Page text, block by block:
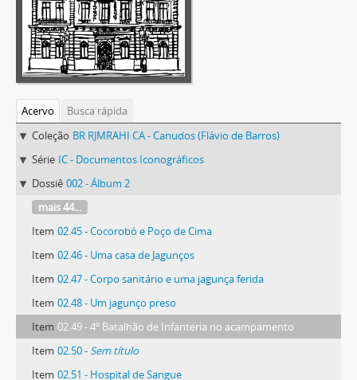
Acervo
Busca rápida
Coleção BR RJMRAHI CA - Canudos (Flávio de Barros)
Série IC - Documentos Iconográficos
Dossiê 002 - Álbum 2
mais 44...
Item 02.45 - Cocorobó e Poço de Cima
Item 02.46 - Uma casa de Jagunços
Item 02.47 - Corpo sanitário e uma jagunça ferida
Item 02.48 - Um jagunço preso
Item 02.49 - 4º Batalhão de Infanteria no acampamento
Item 02.50 -Sem título
Item 02.51 - Hospital de Sangue